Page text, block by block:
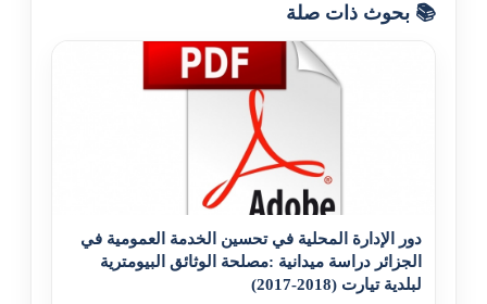
📚 بحوث ذات صلة
دور الإدارة المحلية في تحسين الخدمة العمومية في
الجزائر دراسة ميدانية :مصلحة الوثائق البيومترية
لبلدية تيارت (2018-2017)